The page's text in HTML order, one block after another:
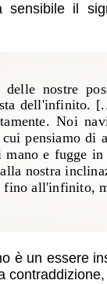
il
delle nostre
dell'infinito.
Noi
pensiamo di
e fugge
nostra
all'infinito,
è un essere